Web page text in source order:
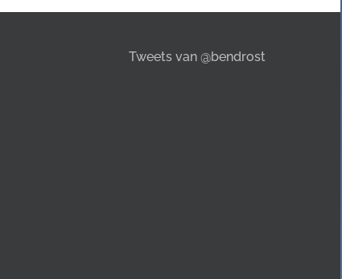
Tweets van @bendrost